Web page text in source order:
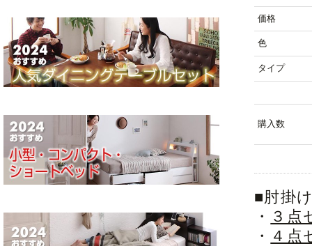
価格
色
タイプ
購入数
■肘掛
・ ３点
・ ４点